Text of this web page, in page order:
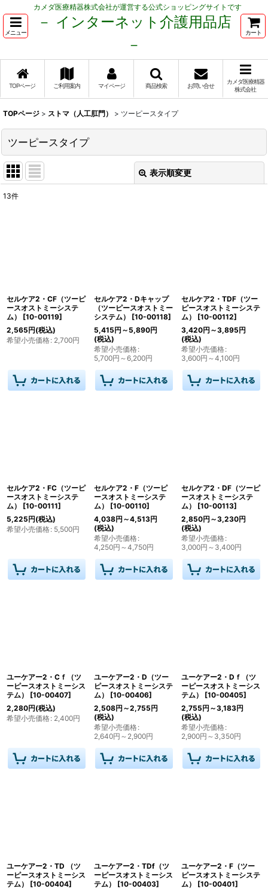
カメダ医療精器株式会社が運営する公式ショッピングサイトです
メニュー
－ インターネット介護用品店
－
カート
TOPページ ご利用案内 マイページ 商品検索 お問い合せ
カメダ医療精器
株式会社
TOPページ > ストマ（人工肛門） > ツーピースタイプ
ツーピースタイプ
表示順変更
13件
セルケア2・CF（ツーピ
ースオストミーシステ
ム）
[10-00119]
2,565円(税込)
希望小売価格: 2,700円
セルケア2・Dキャップ
（ツーピースオストミー
システム）
[10-00118]
5,415円 ～5,890円
(税込)
希望小売価格:
5,700円 ～6,200円
セルケア2・TDF（ツー
ピースオストミーシステ
ム）
[10-00112]
3,420円 ～3,895円
(税込)
希望小売価格:
3,600円 ～4,100円
セルケア2・FC（ツーピ
ースオストミーシステ
ム）
[10-00111]
5,225円(税込)
希望小売価格: 5,500円
セルケア2・F（ツーピ
ースオストミーシステ
ム）
[10-00110]
4,038円 ～4,513円
(税込)
希望小売価格:
4,250円 ～4,750円
セルケア2・DF（ツーピ
ースオストミーシステ
ム）
[10-00113]
2,850円 ～3,230円
(税込)
希望小売価格:
3,000円 ～3,400円
ユーケアー2・Cｆ（ツ
ーピースオストミーシス
テム）
[10-00407]
2,280円(税込)
希望小売価格: 2,400円
ユーケアー2・D（ツー
ピースオストミーシステ
ム）
[10-00406]
2,508円 ～2,755円
(税込)
希望小売価格:
2,640円 ～2,900円
ユーケアー2・Dｆ（ツ
ーピースオストミーシス
テム）
[10-00405]
2,755円 ～3,183円
(税込)
希望小売価格:
2,900円 ～3,350円
ユーケアー2・TD （ツ
ーピースオストミーシス
テム）
[10-00404]
ユーケアー2・TDf（ツ
ーピースオストミーシス
テム）
[10-00403]
ユーケアー2・F（ツー
ピースオストミーシステ
ム）
[10-00401]